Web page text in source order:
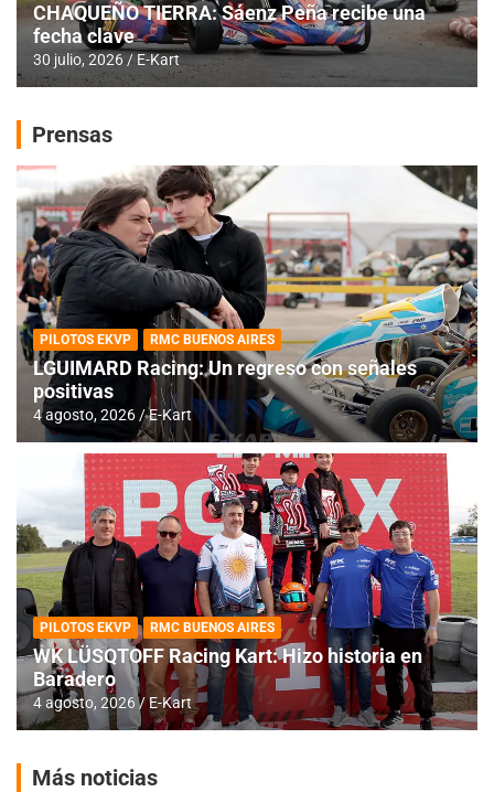
CHAQUEÑO TIERRA: Sáenz Peña recibe una
fecha clave
30 julio, 2026 E-Kart
Prensas
PILOTOS EKVP RMC BUENOS AIRES
LGUIMARD Racing: Un regreso con señales
positivas
4 agosto, 2026 E-Kart
PILOTOS EKVP RMC BUENOS AIRES
WK LÜSQTOFF Racing Kart: Hizo historia en
Baradero
4 agosto, 2026 E-Kart
Más noticias